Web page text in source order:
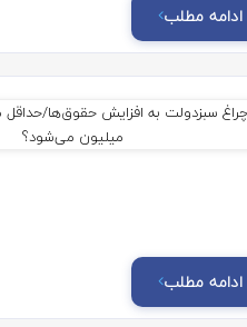
ادامه مطلب
ادامه مطلب